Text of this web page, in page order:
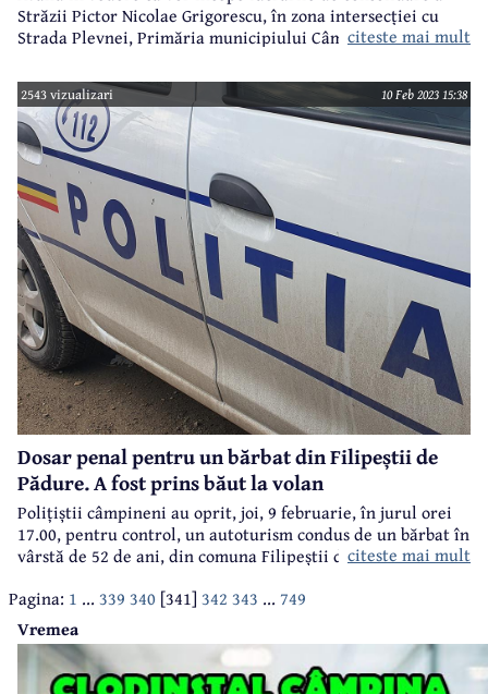
Străzii Pictor Nicolae Grigorescu, în zona intersecției cu
Strada Plevnei, Primăria municipiului Câmpina anunță că
circulație pentru o perioadă de minim șase luni.
citeste mai mult
2543 vizualizari 10 Feb 2023 15:38
Dosar penal pentru un bărbat din Filipeștii de
Pădure. A fost prins băut la volan
Polițiștii câmpineni au oprit, joi, 9 februarie, în jurul orei
17.00, pentru control, un autoturism condus de un bărbat în
vârstă de 52 de ani, din comuna Filipeștii de Pădure.
citeste mai mult
Pagina: 1 ... 339 340 [341] 342 343 ... 749
Vremea